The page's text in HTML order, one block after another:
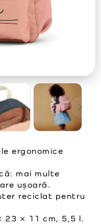
ergonomice
mai multe
ușoară.
reciclat pentru
23 × 11 cm, 5,5 l.